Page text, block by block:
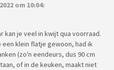
om 10:04:
kan je veel in kwijt qua voorraad.
klein flatje gewoon, had ik
(zo'n eendeurs, dus 90 cm
of in de keuken, maakt niet